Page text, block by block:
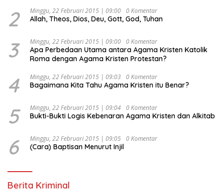
Ekonomi Politik Indonesia) & Simposium Nasional
“Urgensi Undang-Undang Perekonomian Nasional dan
Indonesia Emas 2045”,
2 Minggu, 22 Februari 2015 | 09:00 0 Komentar
Allah, Theos, Dios, Deu, Gott, God, Tuhan
3 Minggu, 22 Februari 2015 | 09:00 0 Komentar
Apa Perbedaan Utama antara Agama Kristen Katolik
Roma dengan Agama Kristen Protestan?
4 Minggu, 22 Februari 2015 | 09:03 0 Komentar
Bagaimana Kita Tahu Agama Kristen itu Benar?
5 Minggu, 22 Februari 2015 | 09:04 0 Komentar
Bukti-Bukti Logis Kebenaran Agama Kristen dan Alkitab
6 Minggu, 22 Februari 2015 | 09:05 0 Komentar
(Cara) Baptisan Menurut Injil
Berita Kriminal